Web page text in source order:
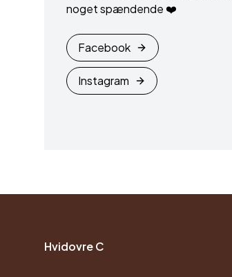
noget spændende ❤️
Facebook
Instagram
Hvidovre C